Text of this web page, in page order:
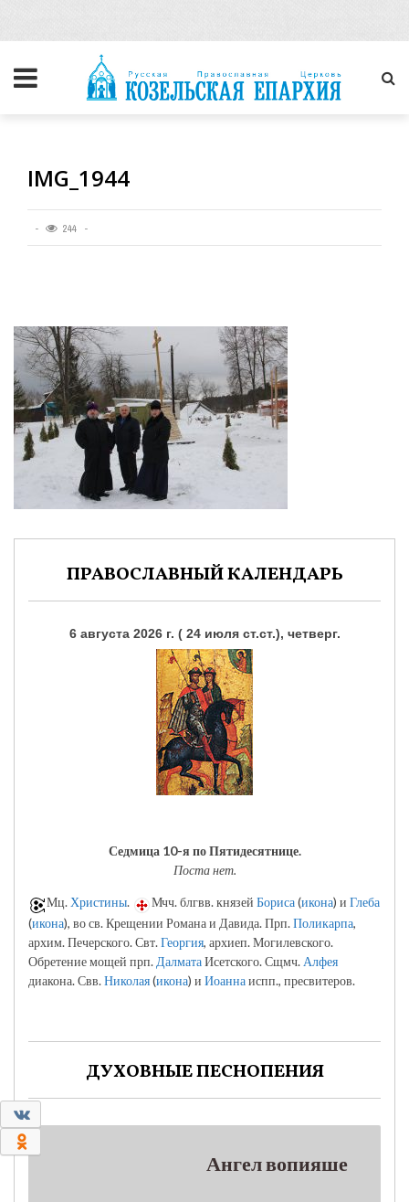
IMG_1944
244
ПРАВОСЛАВНЫЙ КАЛЕНДАРЬ
6 августа 2026 г. ( 24 июля ст.ст.), четверг.
Седмица 10-я по Пятидесятнице.
Поста нет.
Мц. Христины. Мчч. блгвв. князей Бориса(икона) и Глеба
(икона), во св. Крещении Романа и Давида. Прп.Поликарпа,
архим. Печерского. Свт.Георгия, архиеп. Могилевского.
Обретение мощей прп. ДалматаИсетского. Сщмч. Алфея
диакона. Свв.Николая(икона) и Иоаннаиспп., пресвитеров.
ДУХОВНЫЕ ПЕСНОПЕНИЯ
Ангел вопияше